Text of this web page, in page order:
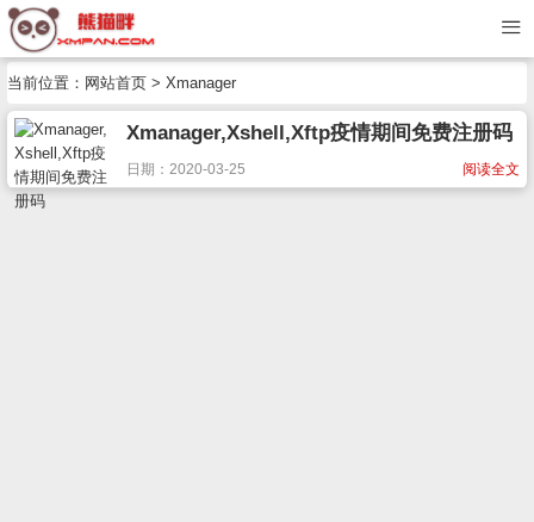
当前位置： 网站首页 > Xmanager
Xmanager,Xshell,Xftp疫情期间免费注册码
阅读全文
日期：2020-03-25